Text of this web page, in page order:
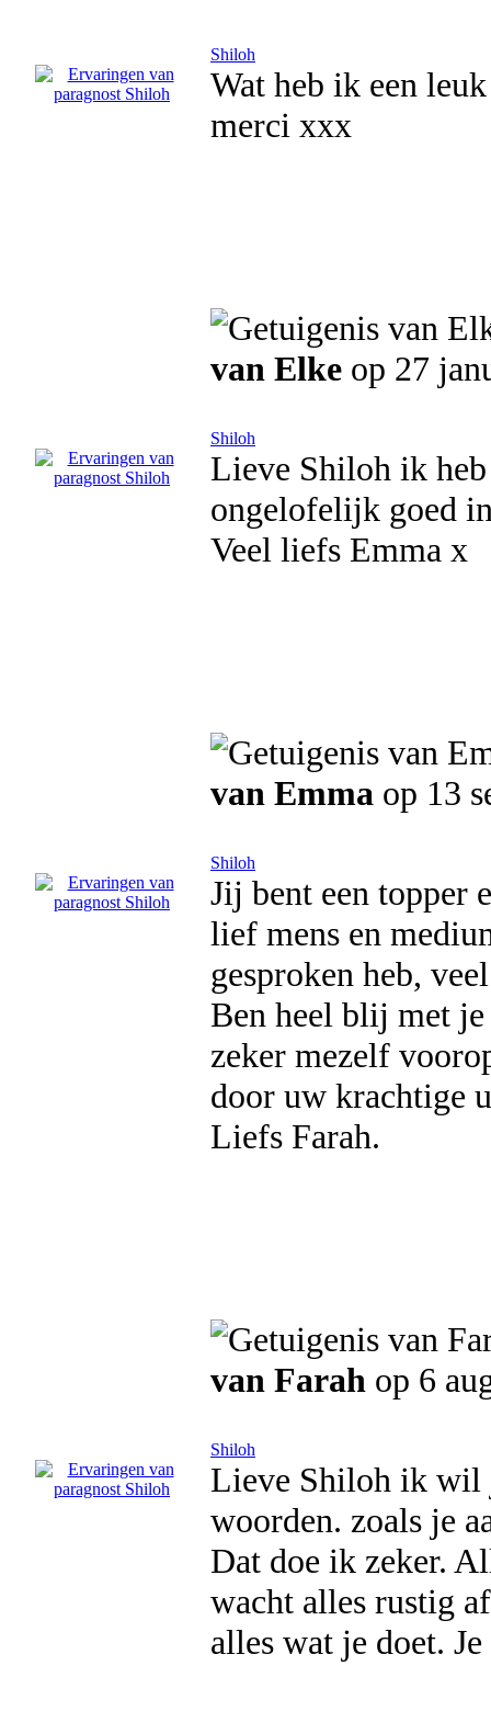
Shiloh
Wat heb ik een
merci xxx
van Elke op 27
Shiloh
Lieve Shiloh ik
ongelofelijk goed
Veel liefs Emma x
van Emma op 13
Shiloh
Jij bent een topper
lief mens en
gesproken heb,
Ben heel blij met
zeker mezelf
door uw krachtige
Liefs Farah.
van Farah op 6
Shiloh
Lieve Shiloh ik wil
woorden. zoals je
Dat doe ik zeker.
wacht alles rustig
alles wat je doet.